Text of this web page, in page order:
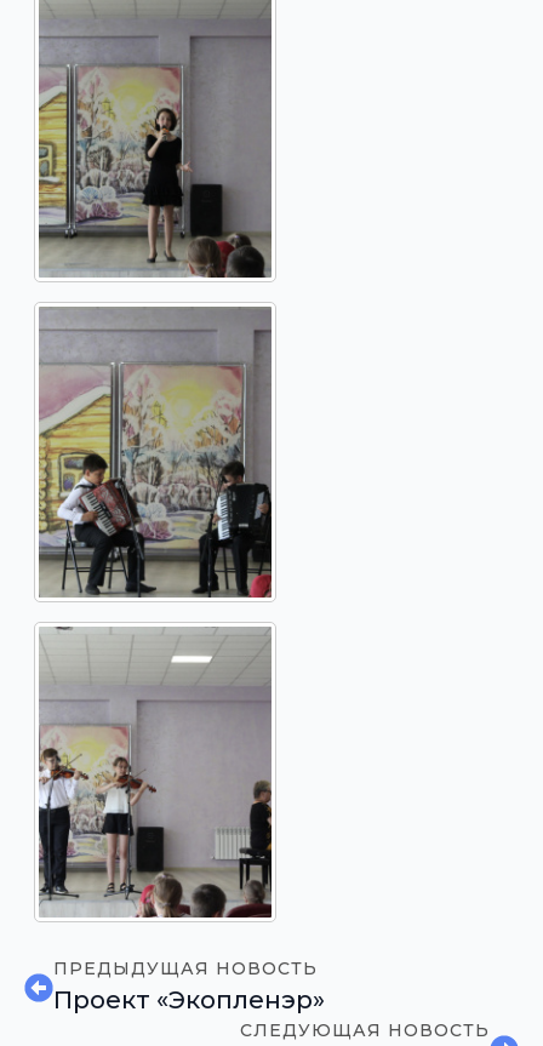
ПРЕДЫДУЩАЯ НОВОСТЬ
Проект «Экопленэр»
СЛЕДУЮЩАЯ НОВОСТЬ